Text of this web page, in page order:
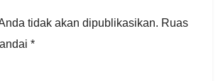
tidak akan dipublikasikan. Ruas
*